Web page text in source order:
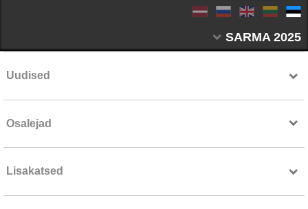
SARMA 2025
Uudised
Osalejad
Lisakatsed